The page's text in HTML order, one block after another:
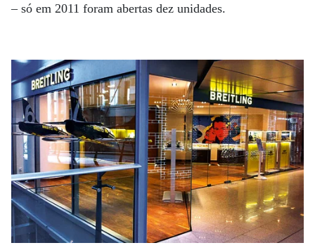
– só em 2011 foram abertas dez unidades.